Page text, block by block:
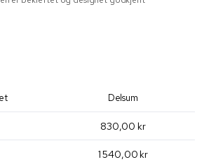
Delsum
830,00 kr
1 540,00 kr